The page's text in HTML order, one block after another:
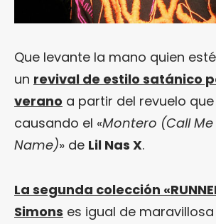
Que levante la mano quien
un revival de estilo satánico
verano a partir del revuelo
causando el «Montero (Call Me
Name)» de Lil Nas X.
La segunda colección
Simons es igual de